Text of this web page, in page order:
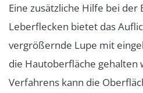
Eine zusätzliche Hilfe bei der
Leberflecken bietet das
vergrößernde Lupe mit
die Hautoberfläche gehalten
Verfahrens kann die